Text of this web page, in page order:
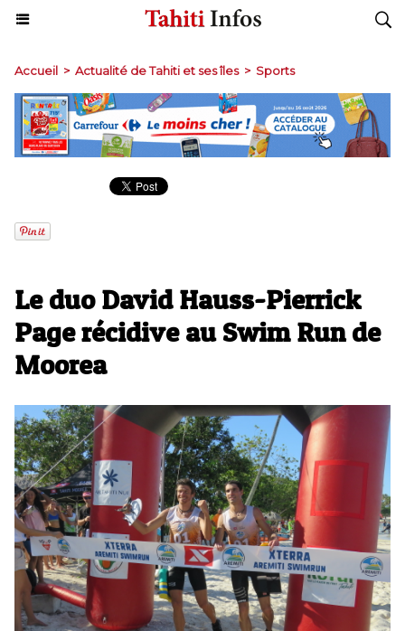
Accueil > Actualité de Tahiti et ses îles > Sports
Le duo David Hauss-Pierrick
Page récidive au Swim Run de
Moorea